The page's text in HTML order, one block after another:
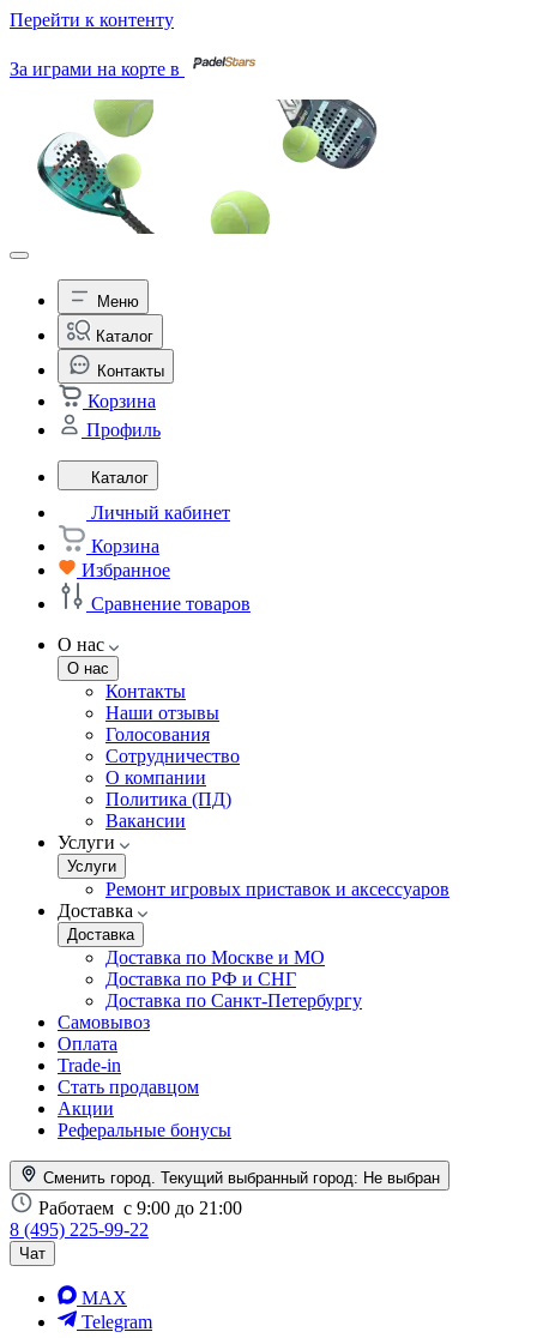
Перейти к контенту
За играми на корте в
Меню
Каталог
Контакты
Корзина
Профиль
Каталог
Личный кабинет
Корзина
Избранное
Сравнение товаров
О нас
О нас
Контакты
Наши отзывы
Голосования
Сотрудничество
О компании
Политика (ПД)
Вакансии
Услуги
Услуги
Ремонт игровых приставок и аксессуаров
Доставка
Доставка
Доставка по Москве и МО
Доставка по РФ и СНГ
Доставка по Санкт-Петербургу
Самовывоз
Оплата
Trade-in
Стать продавцом
Акции
Реферальные бонусы
Сменить город. Текущий выбранный город: Не выбран
Работаем с 9:00 до 21:00
8 (495) 225-99-22
Чат
MAX
Telegram